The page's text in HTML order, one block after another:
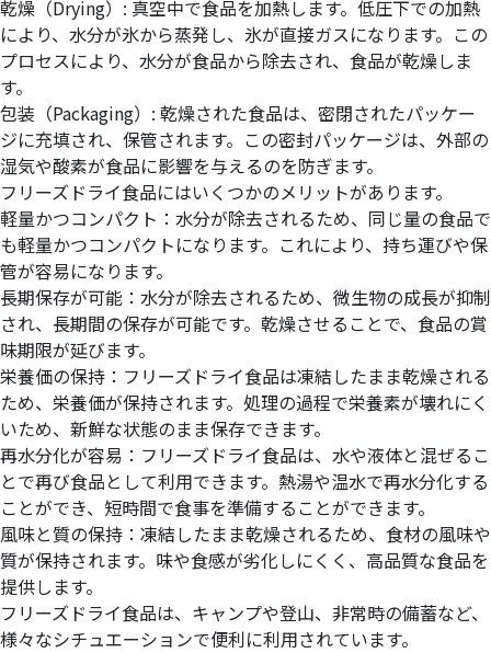
乾燥（Drying）: 真空中で食品を加熱します。低圧下での加熱
により、水分が氷から蒸発し、氷が直接ガスになります。この
プロセスにより、水分が食品から除去され、食品が乾燥しま
す。
包装（Packaging）: 乾燥された食品は、密閉されたパッケー
ジに充填され、保管されます。この密封パッケージは、外部の
湿気や酸素が食品に影響を与えるのを防ぎます。
フリーズドライ食品にはいくつかのメリットがあります。
軽量かつコンパクト：水分が除去されるため、同じ量の食品で
も軽量かつコンパクトになります。これにより、持ち運びや保
管が容易になります。
長期保存が可能：水分が除去されるため、微生物の成長が抑制
され、長期間の保存が可能です。乾燥させることで、食品の賞
味期限が延びます。
栄養価の保持：フリーズドライ食品は凍結したまま乾燥される
ため、栄養価が保持されます。処理の過程で栄養素が壊れにく
いため、新鮮な状態のまま保存できます。
再水分化が容易：フリーズドライ食品は、水や液体と混ぜるこ
とで再び食品として利用できます。熱湯や温水で再水分化する
ことができ、短時間で食事を準備することができます。
風味と質の保持：凍結したまま乾燥されるため、食材の風味や
質が保持されます。味や食感が劣化しにくく、高品質な食品を
提供します。
フリーズドライ食品は、キャンプや登山、非常時の備蓄など、
様々なシチュエーションで便利に利用されています。